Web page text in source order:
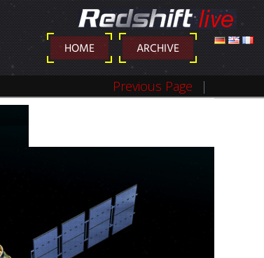
HOME ARCHIVE
DEUTSCH ENGLISH FRANÇAIS
Previous Page